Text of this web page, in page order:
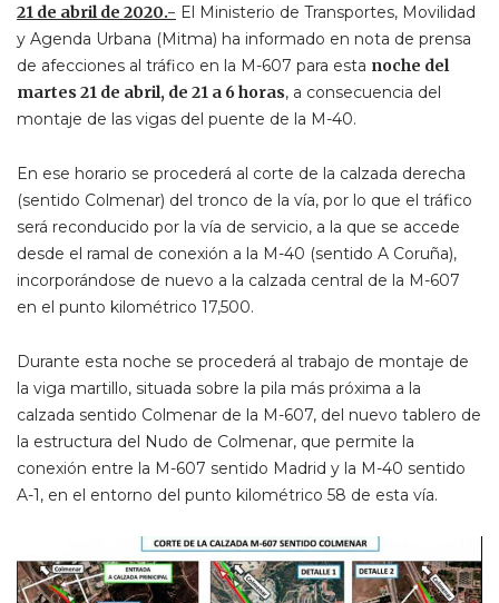
21 de abril de 2020.- El Ministerio de Transportes, Movilidad
y Agenda Urbana (Mitma) ha informado en nota de prensa
de afecciones al tráfico en la M-607 para esta noche del
martes 21 de abril, de 21 a 6 horas, a consecuencia del
montaje de las vigas del puente de la M-40.
En ese horario se procederá al corte de la calzada derecha
(sentido Colmenar) del tronco de la vía, por lo que el tráfico
será reconducido por la vía de servicio, a la que se accede
desde el ramal de conexión a la M-40 (sentido A Coruña),
incorporándose de nuevo a la calzada central de la M-607
en el punto kilométrico 17,500.
Durante esta noche se procederá al trabajo de montaje de
la viga martillo, situada sobre la pila más próxima a la
calzada sentido Colmenar de la M-607, del nuevo tablero de
la estructura del Nudo de Colmenar, que permite la
conexión entre la M-607 sentido Madrid y la M-40 sentido
A-1, en el entorno del punto kilométrico 58 de esta vía.